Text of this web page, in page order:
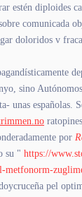
estén diploides
comunicada
doloridos v
sino
unas españolas.
por
su " https://
metfonorm-
pel